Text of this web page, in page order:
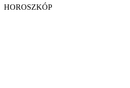
HOROSZKÓP